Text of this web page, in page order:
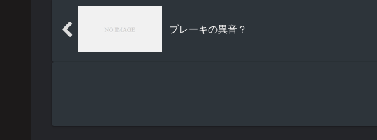
ブレーキの異音？